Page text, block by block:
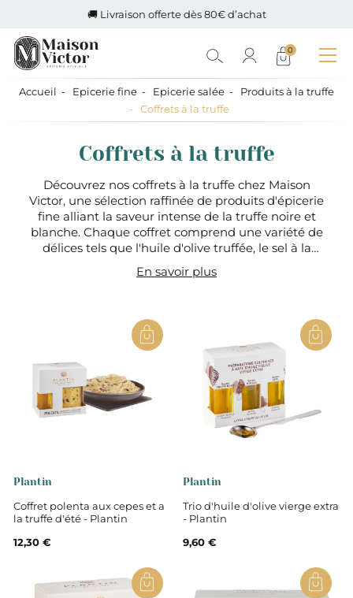
🚚 Livraison offerte dès 80€ d’achat
0
Accueil Epicerie fine Epicerie salée
Produits à la truffe
Coffrets à la truffe
Coffrets à la truffe
Découvrez nos coffrets à la truffe chez Maison
Victor, une sélection raffinée de produits d'épicerie
fine alliant la saveur intense de la truffe noire et
blanche. Chaque coffret comprend une variété de
délices tels que l'huile d'olive truffée, le sel à la
truffe, et des crèmes de champignons, parfaits
pour sublimer vos plats ou offrir un cadeau
expérience culinaire inoubliable, alliant tradition et
qualité artisanale.
En savoir plus
Plantin
Coffret polenta aux cepes et a
la truffe d'été - Plantin
12,30 €
Plantin
Trio d'huile d'olive vierge extra
- Plantin
9,60 €